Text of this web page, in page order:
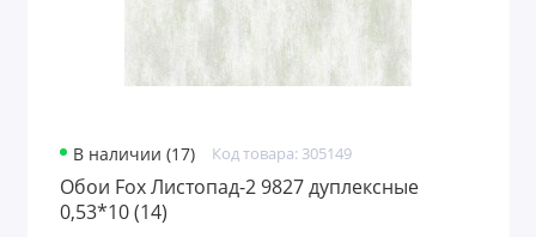
В наличии (17) Код товара: 305149
Обои Fox Листопад-2 9827 дуплексные
0,53*10 (14)